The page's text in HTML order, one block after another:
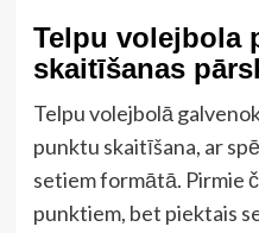
Telpu volejbola
skaitīšanas
Telpu volejbolā
punktu skaitīšana, ar
setiem formātā. Pirmie
punktiem, bet piektais